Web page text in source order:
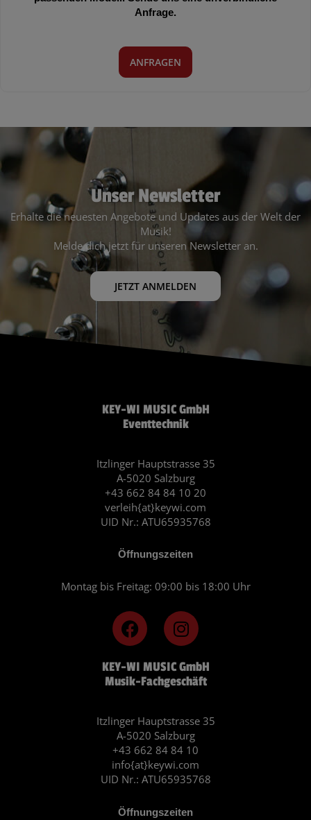
Anfrage.
ANFRAGEN
Unser Newsletter
Erhalte die neuesten Angebote und Updates aus der Welt der
Musik!
Melde dich jetzt für unseren Newsletter an.
JETZT ANMELDEN
KEY-WI MUSIC GmbH
Musik-Fachgeschäft
Itzlinger Hauptstrasse 35
A-5020 Salzburg
+43 662 84 84 10
info{at}keywi.com
UID Nr.: ATU65935768
Öffnungszeiten
F
a
c
e
b
o
k
I
n
s
t
a
r
a
m
KEY-WI MUSIC GmbH
Eventtechnik
Itzlinger Hauptstrasse 35
A-5020 Salzburg
+43 662 84 84 10 20
verleih{at}keywi.com
UID Nr.: ATU65935768
Öffnungszeiten
Montag bis Freitag: 09:00 bis 18:00 Uhr